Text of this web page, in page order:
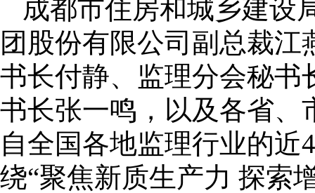
成都市住房和城乡建设
团股份有限公司副总裁
书长付静、监理分会秘书
书长张一鸣，以及各省、
自全国各地监理行业的
绕“聚焦新质生产力 探索